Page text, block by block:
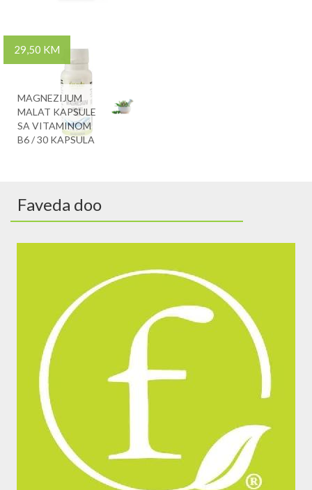
29,50 KM
MAGNEZIJUM
MALAT KAPSULE
SA VITAMINOM
B6 / 30 KAPSULA
Faveda doo